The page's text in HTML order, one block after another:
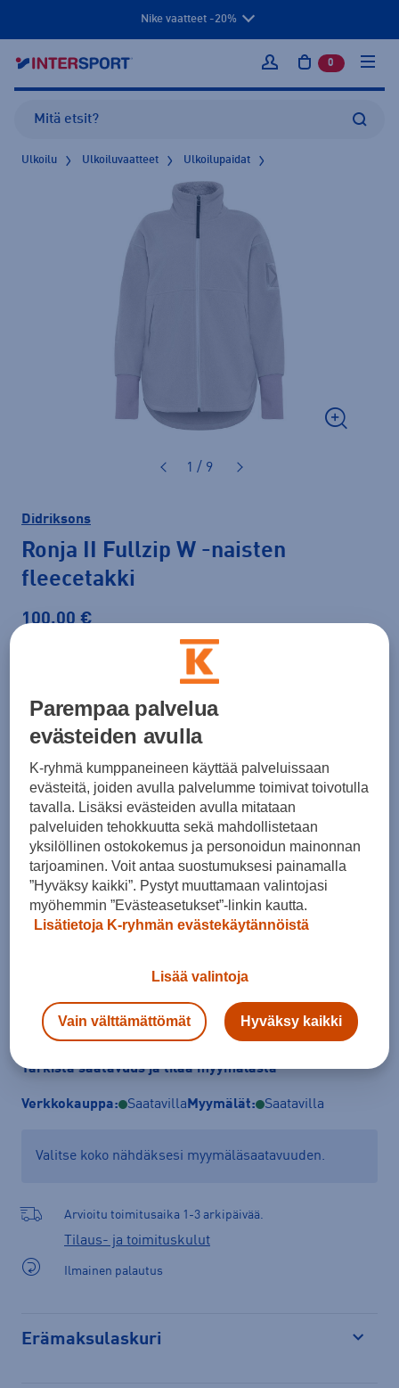
Nike vaatteet -20%
Kirjaudu sisään
0 tuotetta
Ulkoilu Ulkoiluvaatteet Ulkoilupaidat
1 / 9
Didriksons
Ronja II Fullzip W -naisten
fleecetakki
100,00 €
Koko
34 38 40
48
Kokotaulukko
Lisää ostoskoriin
Tarkista saatavuus ja tilaa myymälästä
Verkkokauppa: Saatavilla Myymälät: Saatavilla
Valitse koko nähdäksesi myymäläsaatavuuden.
Arvioitu toimitusaika 1-3 arkipäivää.
Tilaus- ja toimituskulut
Ilmainen palautus
Erämaksulaskuri
Parempaa palvelua
evästeiden avulla
K-ryhmä kumppaneineen käyttää palveluissaan
evästeitä, joiden avulla palvelumme toimivat toivotulla
tavalla. Lisäksi evästeiden avulla mitataan
palveluiden tehokkuutta sekä mahdollistetaan
yksilöllinen ostokokemus ja personoidun mainonnan
tarjoaminen. Voit antaa suostumuksesi painamalla
”Hyväksy kaikki”. Pystyt muuttamaan valintojasi
myöhemmin ”Evästeasetukset”-linkin kautta.
Lisätietoja K-ryhmän evästekäytännöistä
Lisää valintoja
Vain välttämättömät Hyväksy kaikki